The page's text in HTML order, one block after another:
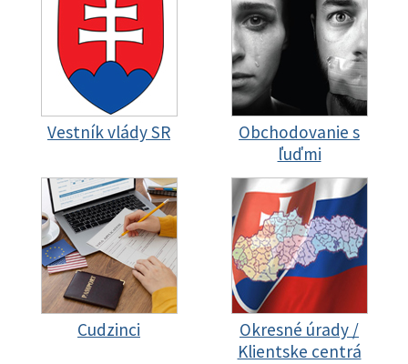
Vestník vlády SR
Obchodovanie s
ľuďmi
Cudzinci
Okresné úrady /
Klientske centrá